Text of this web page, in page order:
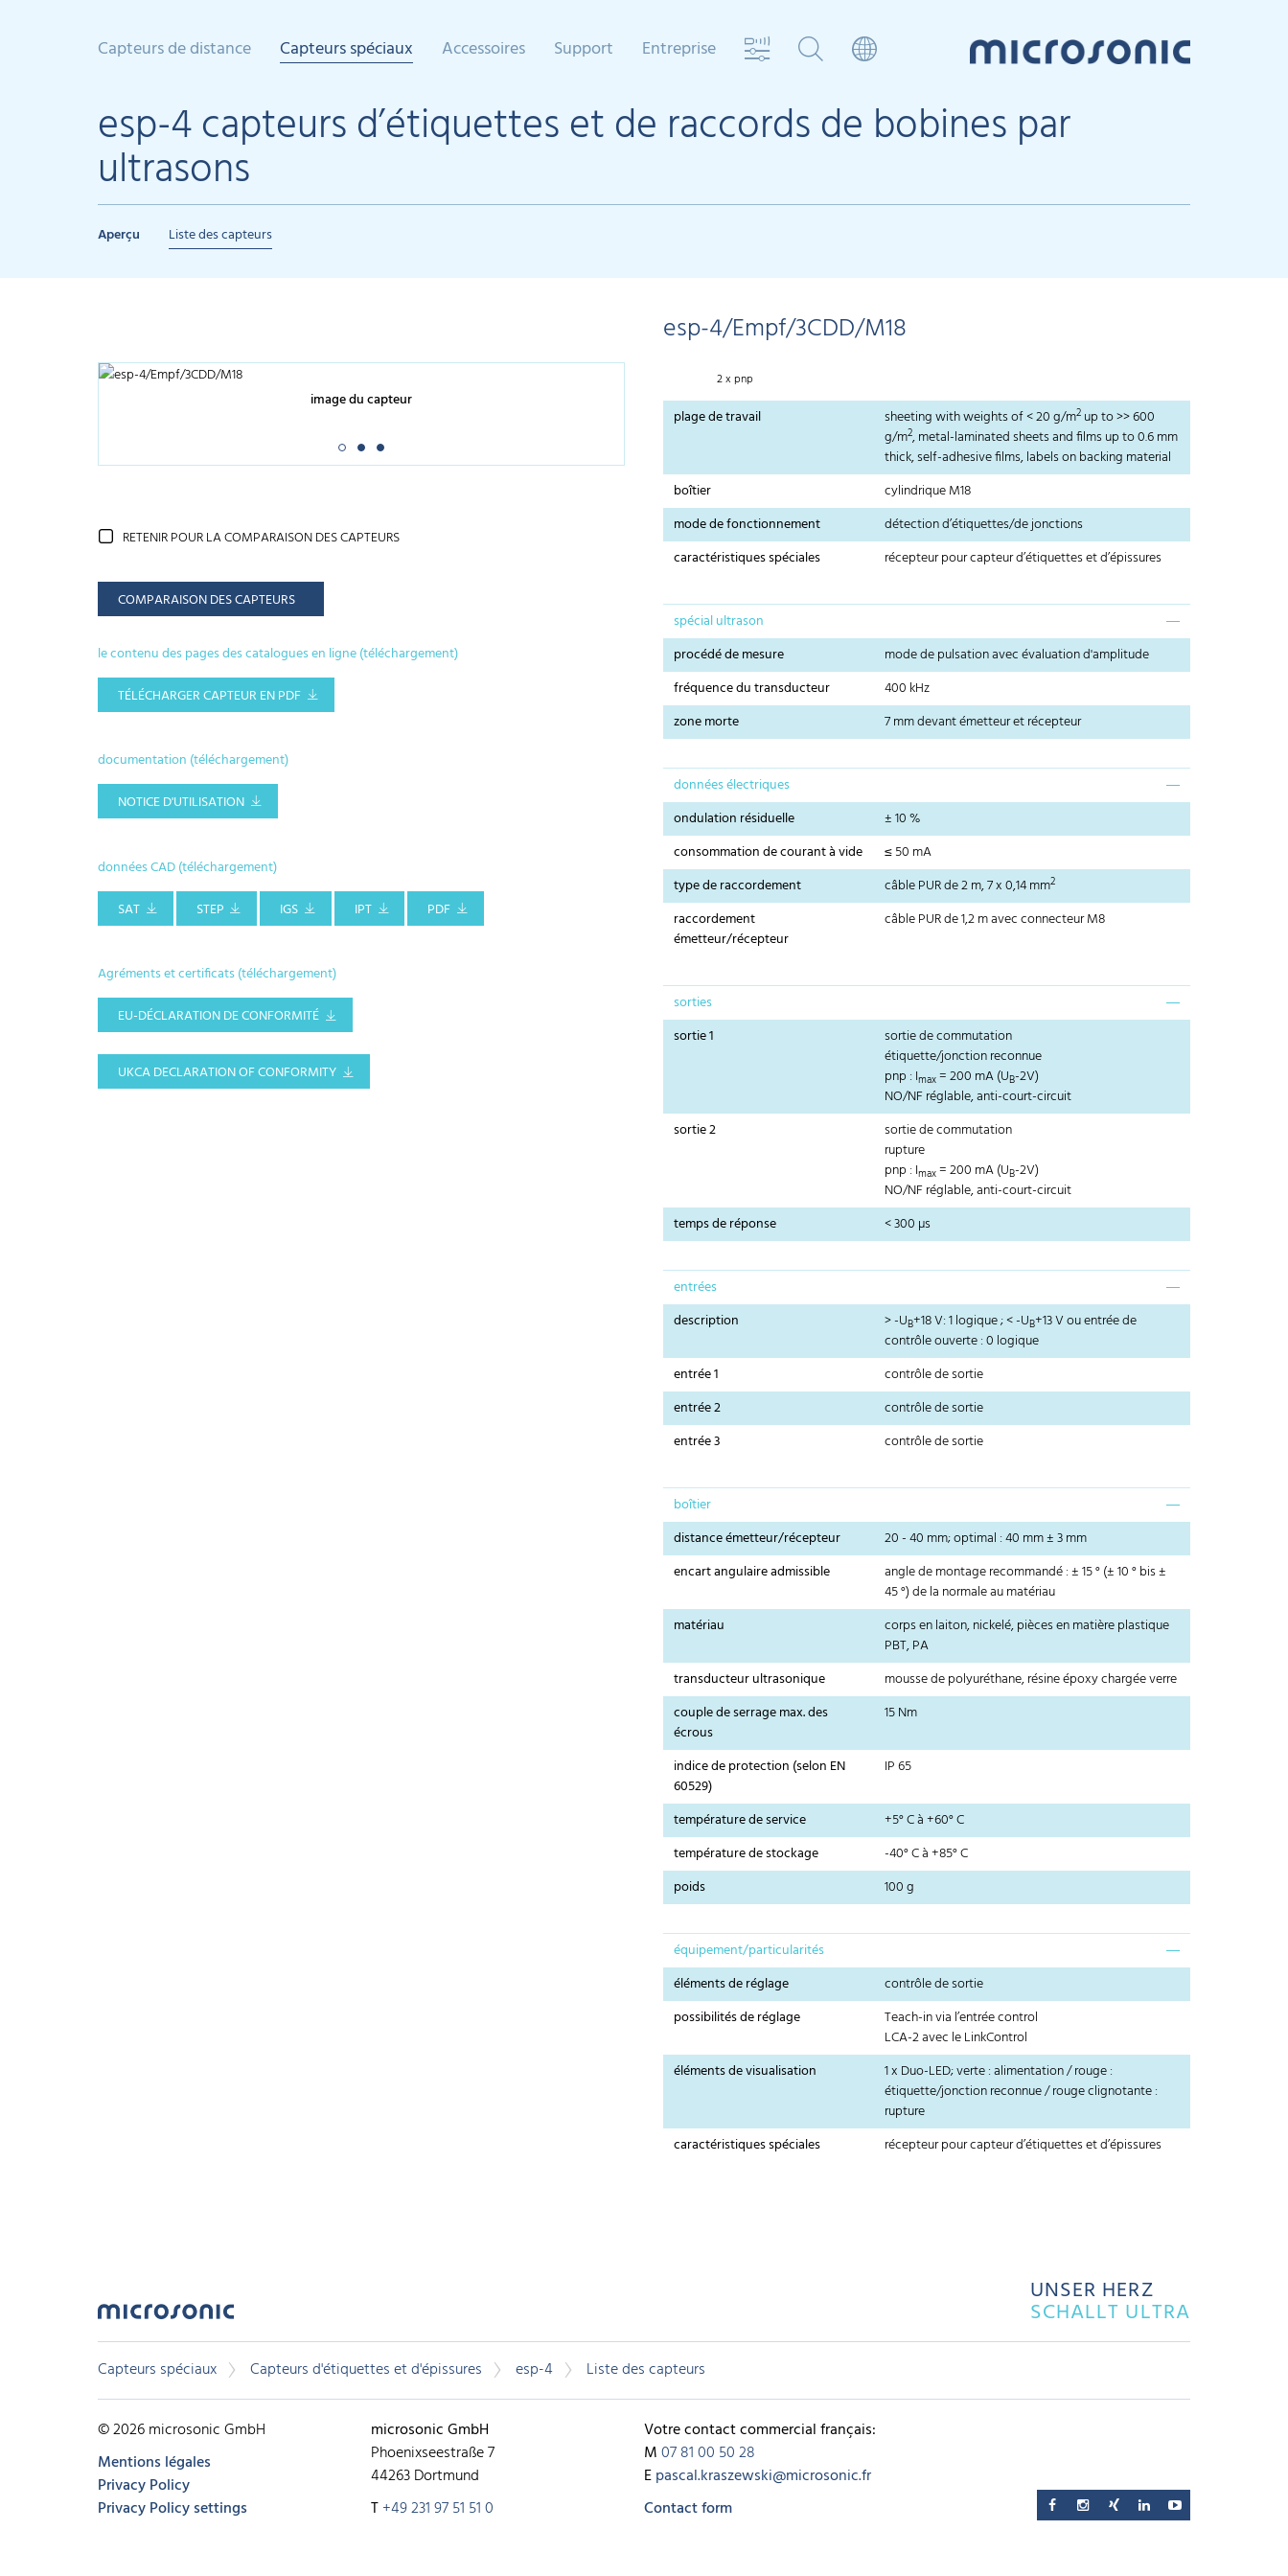
Capteurs de distance Capteurs spéciaux Accessoires Support Entreprise
esp-4 capteurs d’étiquettes et de raccords de bobines par
ultrasons
Aperçu Liste des capteurs
esp-4/Empf/3CDD/M18
image du capteur
RETENIR POUR LA COMPARAISON DES CAPTEURS
COMPARAISON DES CAPTEURS
le contenu des pages des catalogues en ligne (téléchargement)
TÉLÉCHARGER CAPTEUR EN PDF
documentation (téléchargement)
NOTICE D'UTILISATION
données CAD (téléchargement)
SAT
STEP IGS IPT PDF
Agréments et certificats (téléchargement)
EU-DÉCLARATION DE CONFORMITÉ
UKCA DECLARATION OF CONFORMITY
2 x pnp
plage de travail sheeting with weights of < 20 g/m2 up to >> 600
g/m2, metal-laminated sheets and films up to 0.6 mm
thick, self-adhesive films, labels on backing material
boîtier
cylindrique M18
mode de fonctionnement
détection d’étiquettes/de jonctions
caractéristiques spéciales
récepteur pour capteur d’étiquettes et d’épissures
spécial ultrason
procédé de mesure
mode de pulsation avec évaluation d'amplitude
fréquence du transducteur
400 kHz
zone morte
7 mm devant émetteur et récepteur
données électriques
ondulation résiduelle
± 10 %
consommation de courant à vide
≤ 50 mA
type de raccordement
câble PUR de 2 m, 7 x 0,14 mm2
raccordement
émetteur/récepteur
câble PUR de 1,2 m avec connecteur M8
sorties
sortie 1
sortie de commutation
étiquette/jonction reconnue
pnp : Imax= 200 mA (UB-2V)
NO/NF réglable, anti-court-circuit
sortie 2
sortie de commutation
rupture
pnp : Imax= 200 mA (UB-2V)
NO/NF réglable, anti-court-circuit
temps de réponse
< 300 µs
entrées
description
> -UB+18 V: 1 logique ; < -UB+13 V ou entrée de
contrôle ouverte : 0 logique
entrée 1
contrôle de sortie
entrée 2
contrôle de sortie
entrée 3
contrôle de sortie
boîtier
distance émetteur/récepteur
20 - 40 mm; optimal : 40 mm ± 3 mm
encart angulaire admissible
angle de montage recommandé : ± 15 ° (± 10 ° bis ±
45 °) de la normale au matériau
matériau
corps en laiton, nickelé, pièces en matière plastique
PBT, PA
transducteur ultrasonique
mousse de polyuréthane, résine époxy chargée verre
couple de serrage max. des
écrous
15 Nm
indice de protection (selon EN
60529)
IP 65
température de service
+5° C à +60° C
température de stockage
-40° C à +85° C
poids
100 g
équipement/particularités
éléments de réglage
contrôle de sortie
possibilités de réglage
Teach-in via l’entrée control
LCA-2 avec le LinkControl
éléments de visualisation
1 x Duo-LED; verte : alimentation / rouge :
étiquette/jonction reconnue / rouge clignotante :
rupture
caractéristiques spéciales
récepteur pour capteur d’étiquettes et d’épissures
UNSER HERZ
SCHALLT ULTRA
Capteurs spéciaux Capteurs d'étiquettes et d'épissures esp-4 Liste des capteurs
© 2026 microsonic GmbH
Mentions légales
Privacy Policy
Privacy Policy settings
microsonic GmbH
Phoenixseestraße 7
44263 Dortmund
T+49 231 97 51 51 0
Votre contact commercial français:
M07 81 00 50 28
Epascal.kraszewski@microsonic.fr
Contact form